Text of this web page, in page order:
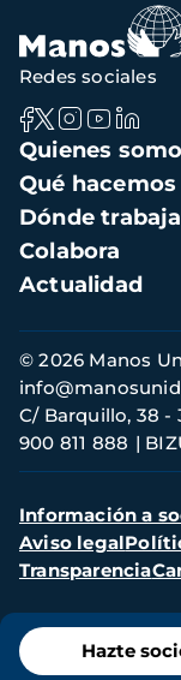
Menú
de
Hazte
Navegación
principal
Quienes
Qué hacemos
Dónde
Colabora
Actualidad
Redes sociales
Información
de
contacto
© 2026 Manos
C/ Barquillo, 38 -
900 811 888
Menú
secundario
Información a
Aviso legal
Transparencia